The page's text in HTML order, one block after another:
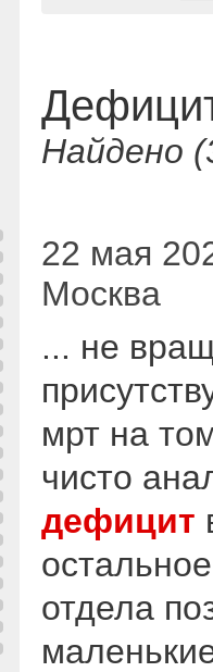
Найдено
22 мая
Москва
... не
мрт на
чисто
дефицит
отдела